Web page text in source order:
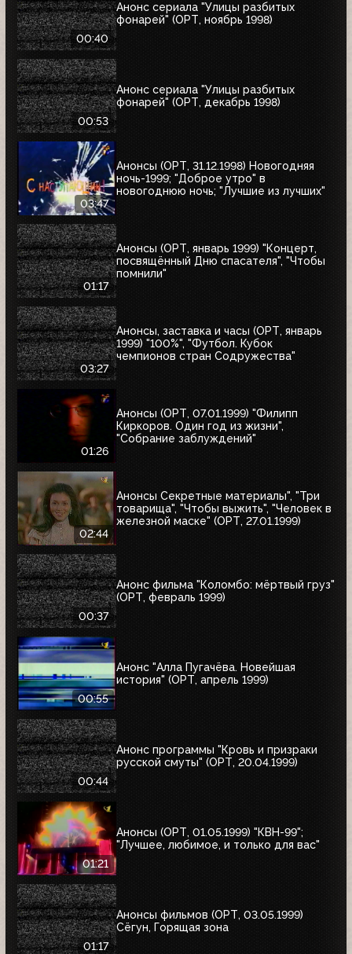
00:40
Анонс сериала "Улицы разбитых
фонарей" (ОРТ, ноябрь 1998)
00:53
Анонс сериала "Улицы разбитых
фонарей" (ОРТ, декабрь 1998)
03:47
Анонсы (ОРТ, 31.12.1998) Новогодняя
ночь-1999; "Доброе утро" в
новогоднюю ночь; "Лучшие из лучших"
01:17
Анонсы (ОРТ, январь 1999) "Концерт,
посвящённый Дню спасателя", "Чтобы
помнили"
03:27
Анонсы, заставка и часы (ОРТ, январь
1999) "100%", "Футбол. Кубок
чемпионов стран Содружества"
01:26
Анонсы (ОРТ, 07.01.1999) "Филипп
Киркоров. Один год из жизни",
"Собрание заблуждений"
02:44
Анонсы Секретные материалы", "Три
товарища", "Чтобы выжить", "Человек в
железной маске" (ОРТ, 27.01.1999)
00:37
Анонс фильма "Коломбо: мёртвый груз"
(ОРТ, февраль 1999)
00:55
Анонс "Алла Пугачёва. Новейшая
история" (ОРТ, апрель 1999)
00:44
Анонс программы "Кровь и призраки
русской смуты" (ОРТ, 20.04.1999)
01:21
Анонсы (ОРТ, 01.05.1999) "КВН-99";
"Лучшее, любимое, и только для вас"
01:17
Анонсы фильмов (ОРТ, 03.05.1999)
Сёгун, Горящая зона